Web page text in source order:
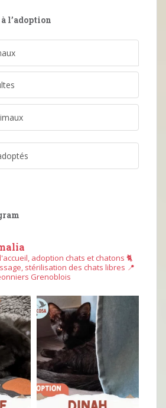
l’adoption
adoption chats et chatons 🐈
stérilisation des chats libres 📍
Grenoblois